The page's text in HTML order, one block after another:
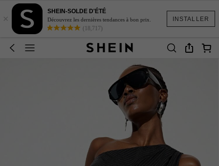
INSTALLER
×
SHEIN-SOLDE D'ÉTÉ
Découvrez les dernières tendances à bon prix.
(18,717)